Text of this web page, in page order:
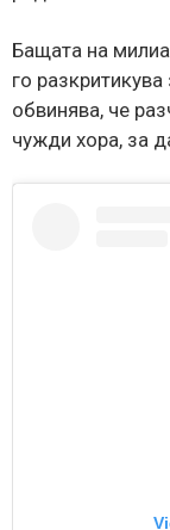
Бащата на
го
обвинява, че
чужди хора, за